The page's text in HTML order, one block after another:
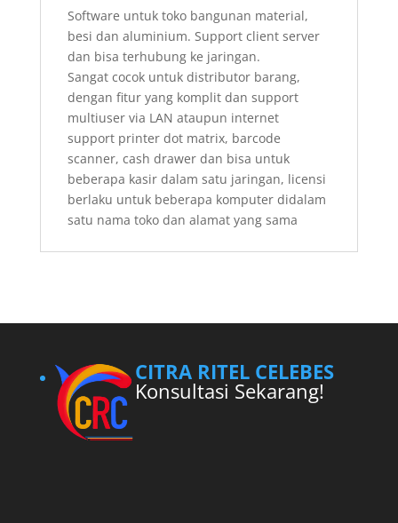
Software untuk toko bangunan material,
besi dan aluminium. Support client server
dan bisa terhubung ke jaringan.
Sangat cocok untuk distributor barang,
dengan fitur yang komplit dan support
multiuser via LAN ataupun internet
support printer dot matrix, barcode
scanner, cash drawer dan bisa untuk
beberapa kasir dalam satu jaringan, licensi
berlaku untuk beberapa komputer didalam
satu nama toko dan alamat yang sama
CITRA RITEL CELEBES
Konsultasi Sekarang!